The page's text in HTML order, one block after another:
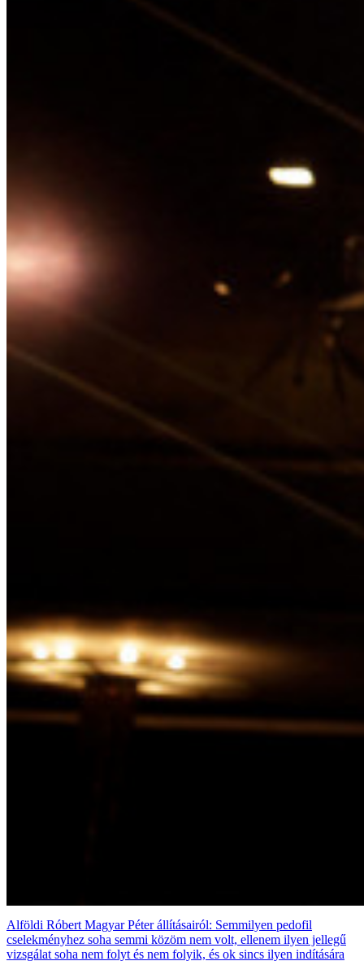
Alföldi Róbert Magyar Péter állításairól: Semmilyen pedofil
cselekményhez soha semmi közöm nem volt, ellenem ilyen jellegű
vizsgálat soha nem folyt és nem folyik, és ok sincs ilyen indítására